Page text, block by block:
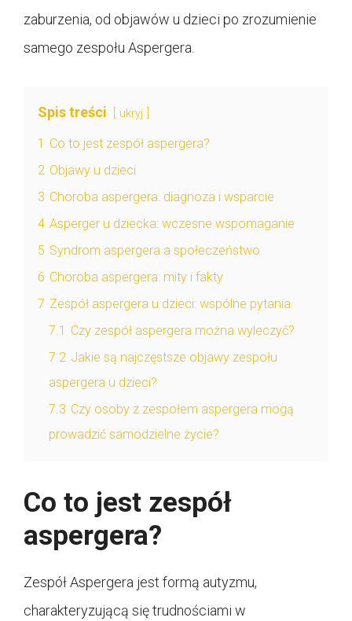
zaburzenia, od objawów u dzieci po zrozumienie
samego zespołu Aspergera.
Spis treści ukryj
1 Co to jest zespół aspergera?
2 Objawy u dzieci
3 Choroba aspergera: diagnoza i wsparcie
4 Asperger u dziecka: wczesne wspomaganie
5 Syndrom aspergera a społeczeństwo
6 Choroba aspergera: mity i fakty
7 Zespół aspergera u dzieci: wspólne pytania
7.1 Czy zespół aspergera można wyleczyć?
7.2 Jakie są najczęstsze objawy zespołu
aspergera u dzieci?
7.3 Czy osoby z zespołem aspergera mogą
prowadzić samodzielne życie?
Co to jest zespół
aspergera?
Zespół Aspergera jest formą autyzmu,
charakteryzującą się trudnościami w